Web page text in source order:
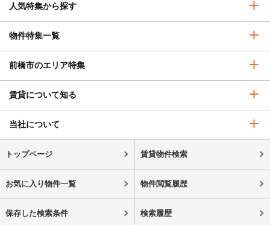
人気特集から探す
物件特集一覧
前橋市のエリア特集
賃貸について知る
当社について
トップページ 賃貸物件検索
お気に入り物件一覧 物件閲覧履歴
保存した検索条件 検索履歴